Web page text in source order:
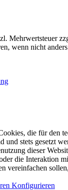
Mehrwertsteuer
wenn nicht
die für den
und stets gesetzt
dieser
die Interaktion
vereinfachen
Konfigurieren